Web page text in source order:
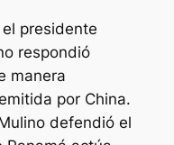
presidente
respondió
manera
por China.
defendió el